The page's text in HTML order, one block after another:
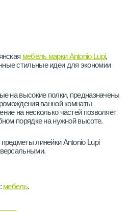
мебель марки Antonio Lupi,
стильные идеи для экономии
на высокие полки, предназначены
ванной комнаты
на несколько частей позволяет
порядке на нужной высоте.
линейки Antonio Lupi
мебель.